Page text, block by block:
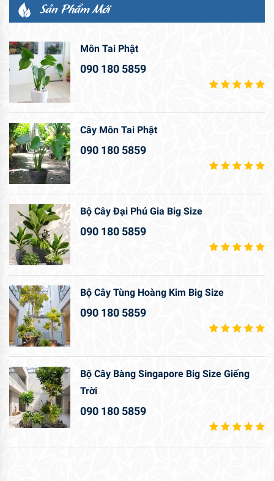
Sản Phẩm Mới
Môn Tai Phật
090 180 5859
Cây Môn Tai Phật
090 180 5859
Bộ Cây Đại Phú Gia Big Size
090 180 5859
Bộ Cây Tùng Hoàng Kim Big Size
090 180 5859
Bộ Cây Bàng Singapore Big Size Giếng
Trời
090 180 5859